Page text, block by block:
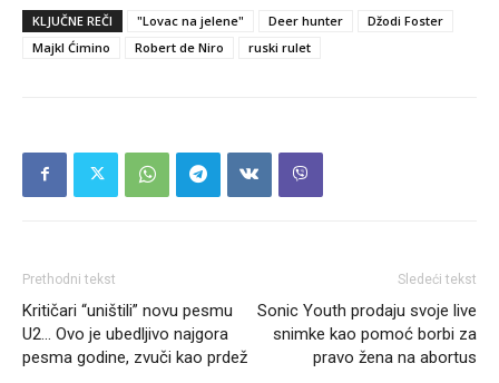
KLJUČNE REČI "Lovac na jelene" Deer hunter
Džodi Foster
Majkl Ćimino
Robert de Niro ruski rulet
Prethodni tekst
Kritičari “uništili” novu pesmu
U2… Ovo je ubedljivo najgora
pesma godine, zvuči kao prdež
Sledeći tekst
Sonic Youth prodaju svoje live
snimke kao pomoć borbi za
pravo žena na abortus